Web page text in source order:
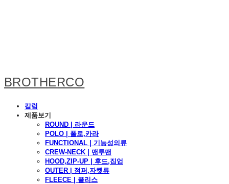
BROTHERCO
칼럼
제품보기
ROUND | 라운드
POLO | 폴로,카라
FUNCTIONAL | 기능성의류
CREW-NECK | 맨투맨
HOOD,ZIP-UP | 후드,집업
OUTER | 점퍼,자켓류
FLEECE | 플리스